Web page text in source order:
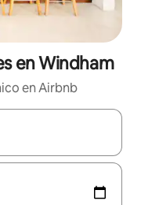
en Windham
en Airbnb
podrás navegar